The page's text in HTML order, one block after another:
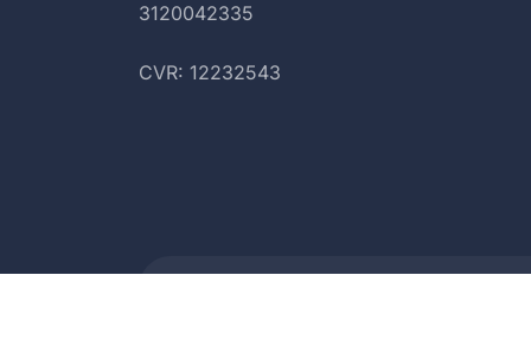
3120042335
CVR: 12232543